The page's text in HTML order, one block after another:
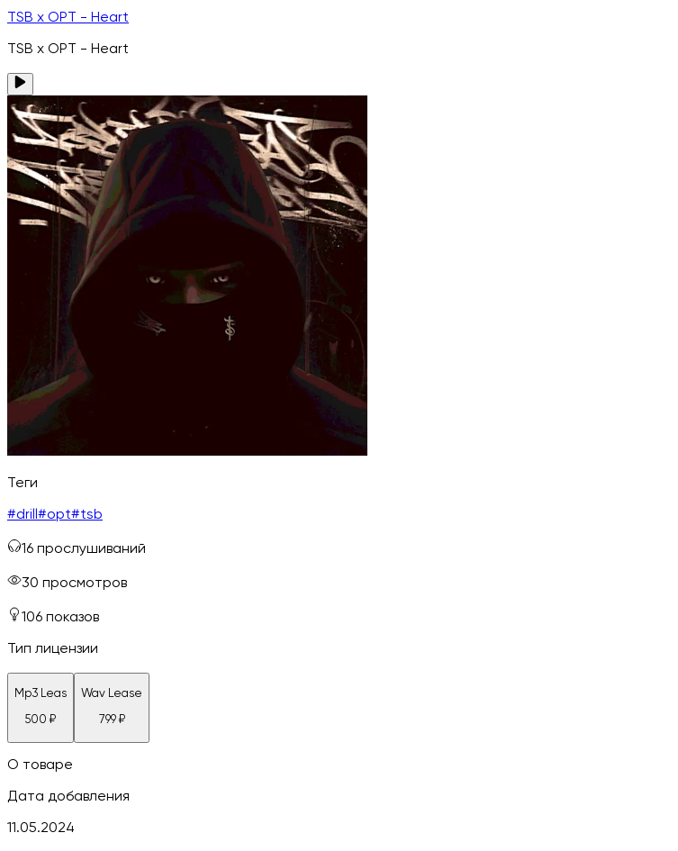
TSB x OPT - Heart
TSB x OPT - Heart
Теги
#drill #opt#tsb
16 прослушиваний
30 просмотров
106 показов
Тип лицензии
Mp3 Leas
500 ₽
Wav Lease
799₽
О товаре
Дата добавления
11.05.2024